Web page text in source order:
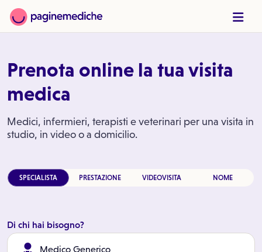
Prenota online la tua visita
medica
Medici, infermieri, terapisti e veterinari per una visita in
studio, in video o a domicilio.
SPECIALISTA PRESTAZIONE VIDEOVISITA NOME
Di chi hai bisogno?